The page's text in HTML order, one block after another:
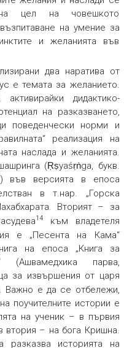
цел на човешкото
на умение за
и желанията във
два наратива от
е темата за желанието.
дидактико-
на разказването,
поведенчески норми и
реализация на
наслада и желанията.
(Ṛṣyaśṛṅga, букв.
във версията в епоса
в т.нар. „Горска
Вторият – за
14към владетеля
е „Песента на Кама“
на епоса „Книга за
(Ашвамедхика парва,
за извършения от царя
Важно е да се отбележи,
поучителните истории е
на ученик – в първия
– на бога Кришна.
разказва историята на